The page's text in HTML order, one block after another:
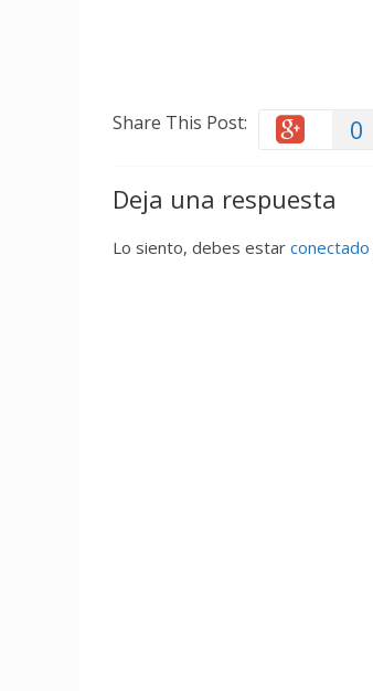
Share This Post: 0
Deja una respuesta
Lo siento, debes estar conectado